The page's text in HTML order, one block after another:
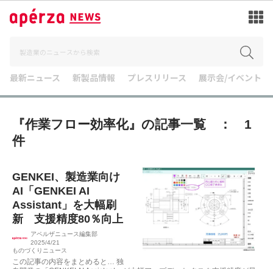
最新ニュース 新製品情報 プレスリリース 展示会/イベント
『作業フロー効率化』の記事一覧 ： 1
件
GENKEI、製造業向け
AI「GENKEI AI
Assistant」を大幅刷
新 支援精度80％向上
アペルザニュース編集部
2025/4/21
ものづくりニュース
この記事の内容をまとめると… 独